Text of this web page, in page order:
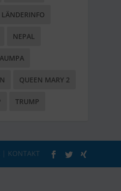
LÄNDERINFO
NEPAL
QUEEN MARY 2
TRUMP
| KONTAKT